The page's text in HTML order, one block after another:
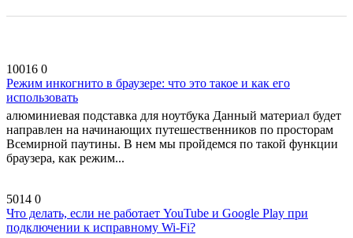
10016 0
Режим инкогнито в браузере: что это такое и как его
использовать
алюминиевая подставка для ноутбука Данный материал будет
направлен на начинающих путешественников по просторам
Всемирной паутины. В нем мы пройдемся по такой функции
браузера, как режим...
5014 0
Что делать, если не работает YouTube и Google Play при
подключении к исправному Wi-Fi?